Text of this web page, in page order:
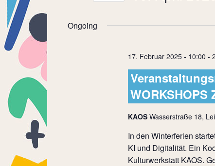
Views
Navigation
date.
Ongoing
17. Februar 2025 - 10:00 -
WORKSHOPS
KAOS Wasserstraße 18,
In den Winterferien
KI und Digitalität. Ein
Kulturwerkstatt KAOS.